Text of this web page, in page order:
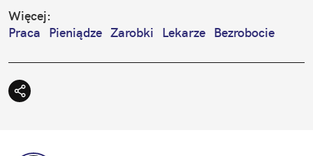
Więcej:
Praca
Pieniądze Zarobki Lekarze Bezrobocie